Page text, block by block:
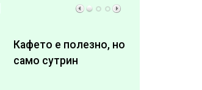
Кафето е полезно, но
само сутрин